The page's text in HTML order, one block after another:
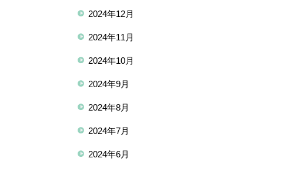
2024年12月
2024年11月
2024年10月
2024年9月
2024年8月
2024年7月
2024年6月